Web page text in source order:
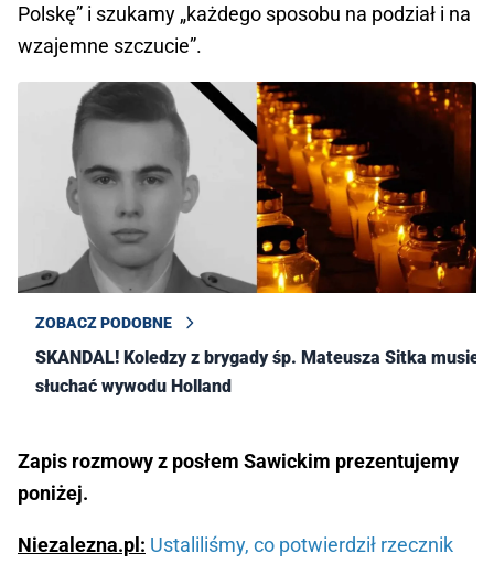
Polskę” i szukamy „każdego sposobu na podział i na
wzajemne szczucie”.
ZOBACZ PODOBNE
SKANDAL! Koledzy z brygady śp. Mateusza Sitka musieli
słuchać wywodu Holland
Zapis rozmowy z posłem Sawickim prezentujemy
poniżej.
Niezalezna.pl: Ustaliliśmy, co potwierdził rzecznik